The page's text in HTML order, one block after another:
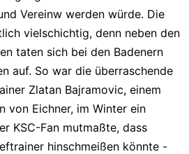
Vereinw werden würde. Die
vielschichtig, denn neben den
taten sich bei den Badenern
auf. So war die überraschende
Zlatan Bajramovic, einem
von Eichner, im Winter ein
KSC-Fan mutmaßte, dass
hinschmeißen könnte -